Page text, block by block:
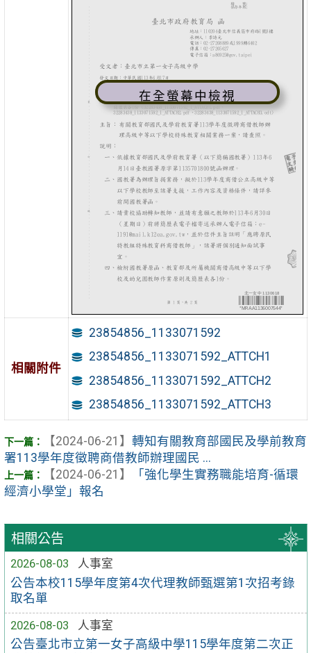
相關公告
2026-08-03
人事室
公告本校115學年度第4次代理教師甄選第1次招考錄
取名單
2026-08-03
人事室
公告臺北市立第一女子高級中學115學年度第二次正
在全螢幕中檢視
相關附件
23854856_1133071592
23854856_1133071592_ATTCH1
23854856_1133071592_ATTCH2
23854856_1133071592_ATTCH3
【2024-06-21】 轉知有關教育部國民及學前教育
署113學年度徵聘商借教師辦理國民 ...
【2024-06-21】
「強化學生實務職能培育-循環
經濟小學堂」報名